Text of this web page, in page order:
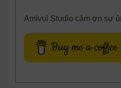
Amivui Studio cảm ơn sự
Buy me a coffee